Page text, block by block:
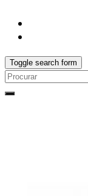
Toggle search form
Search